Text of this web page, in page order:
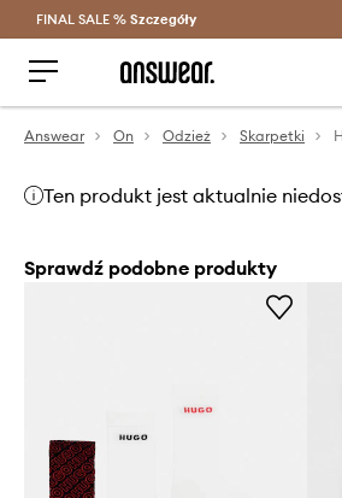
Oszczędzaj z Answear Club
FINAL SALE % Szczegóły
Answear On Odzież Skarpetki
Ten produkt jest aktualnie
Sprawdź podobne produkty